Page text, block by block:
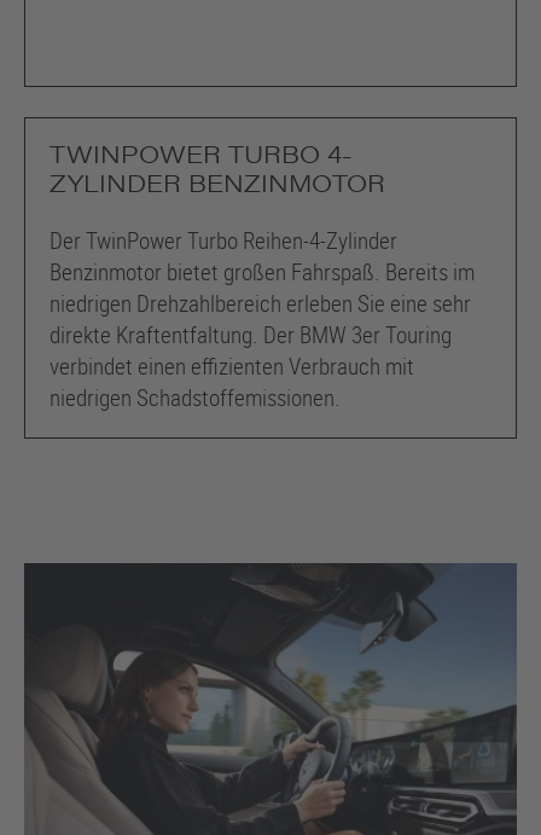
TWINPOWER TURBO 4-
ZYLINDER BENZINMOTOR
Der TwinPower Turbo Reihen-4-Zylinder
Benzinmotor bietet großen Fahrspaß. Bereits im
niedrigen Drehzahlbereich erleben Sie eine sehr
direkte Kraftentfaltung. Der BMW 3er Touring
verbindet einen effizienten Verbrauch mit
niedrigen Schadstoffemissionen.